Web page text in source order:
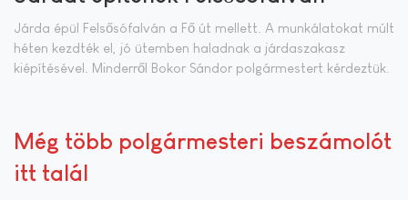
Járda épül Felsősófalván a Fő út mellett. A munkálatokat múlt
héten kezdték el, jó ütemben haladnak a járdaszakasz
kiépítésével. Minderről Bokor Sándor polgármestert kérdeztük.
Még több polgármesteri beszámolót
itt talál